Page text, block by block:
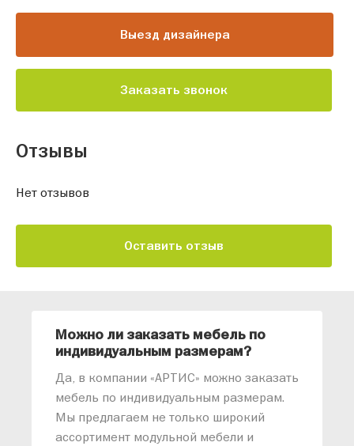
Выезд дизайнера
Заказать звонок
Отзывы
Нет отзывов
Оставить отзыв
Можно ли заказать мебель по
индивидуальным размерам?
Да, в компании «АРТИС» можно заказать
мебель по индивидуальным размерам.
Мы предлагаем не только широкий
ассортимент модульной мебели и